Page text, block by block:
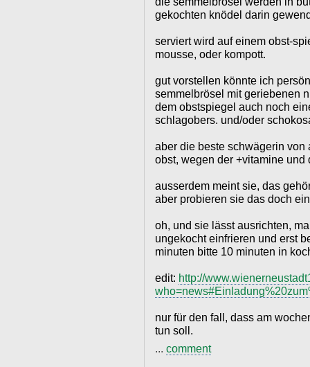
gekochten knödel darin
serviert wird auf einem obst-
mousse, oder kompott.
gut vorstellen könnte ich
semmelbrösel mit geriebenen
dem obstspiegel auch noch
schlagobers. und/oder
aber die beste schwägerin
obst, wegen der +vitamine und
ausserdem meint sie, das
aber probieren sie das doch
oh, und sie lässt ausrichten,
ungekocht einfrieren und erst
minuten bitte 10 minuten in
edit: http://
nur für den fall, dass am
tun soll.
... comment